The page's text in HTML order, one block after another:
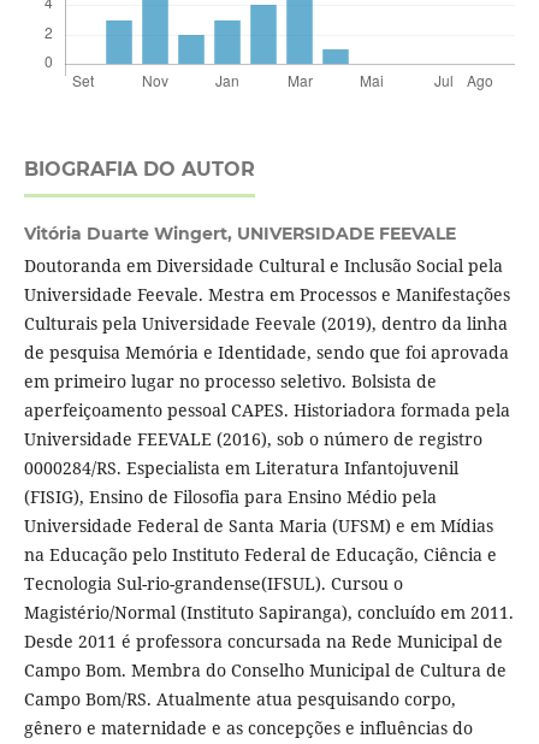
BIOGRAFIA DO AUTOR
Vitória Duarte Wingert, UNIVERSIDADE FEEVALE
Doutoranda em Diversidade Cultural e Inclusão Social pela
Universidade Feevale. Mestra em Processos e Manifestações
Culturais pela Universidade Feevale (2019), dentro da linha
de pesquisa Memória e Identidade, sendo que foi aprovada
em primeiro lugar no processo seletivo. Bolsista de
aperfeiçoamento pessoal CAPES. Historiadora formada pela
Universidade FEEVALE (2016), sob o número de registro
0000284/RS. Especialista em Literatura Infantojuvenil
(FISIG), Ensino de Filosofia para Ensino Médio pela
Universidade Federal de Santa Maria (UFSM) e em Mídias
na Educação pelo Instituto Federal de Educação, Ciência e
Tecnologia Sul-rio-grandense(IFSUL). Cursou o
Magistério/Normal (Instituto Sapiranga), concluído em 2011.
Desde 2011 é professora concursada na Rede Municipal de
Campo Bom. Membra do Conselho Municipal de Cultura de
Campo Bom/RS. Atualmente atua pesquisando corpo,
gênero e maternidade e as concepções e influências do